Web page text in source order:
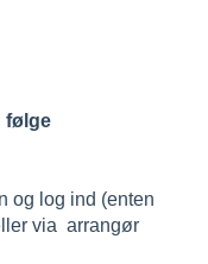
følge
og log ind (enten
via arrangør